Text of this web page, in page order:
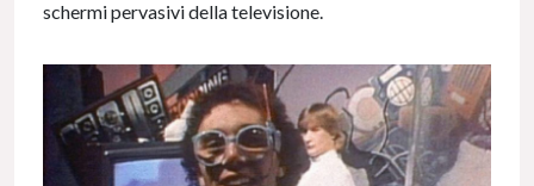
schermi pervasivi della televisione.